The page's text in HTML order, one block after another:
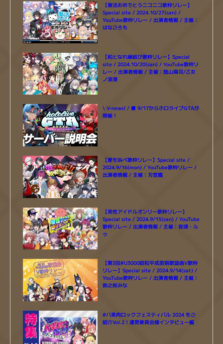
【復活おめでとうニコニコ歌枠リレー】
Special site / 2024.10/27(san) /
YouTube歌枠リレー / 出演者情報 / 主催：
はなごろも
【和となれ縁結び歌枠リレー】Special
site / 2024.10/20(san) / YouTube歌枠リ
レー / 出演者情報 / 主催：陰山陽司/乙女
ノ浪漫
\ V-news! / ■ 9/17からホロライブGTAが
開催！
【愛を叫べ歌枠リレー】Special site /
2024.9/16(mon) / YouTube歌枠リレー /
出演者情報 / 主催：刃堂朧
【男性アイドルオンリー歌枠リレー】
Special site / 2024.9/15(san) / YouTube
歌枠リレー / 出演者情報 / 主催：音頭・ル
ゥ
【第3回#U3000昭和平成前期歌謡曲V歌枠
リレー】Special site / 2024.9/14(sat) /
YouTube歌枠リレー / 出演者情報 / 主催：
鈴之枝みな
#バ美肉ロックフェスティバル 2024 をご
紹介Vol.2！運営委員会様インタビュー編